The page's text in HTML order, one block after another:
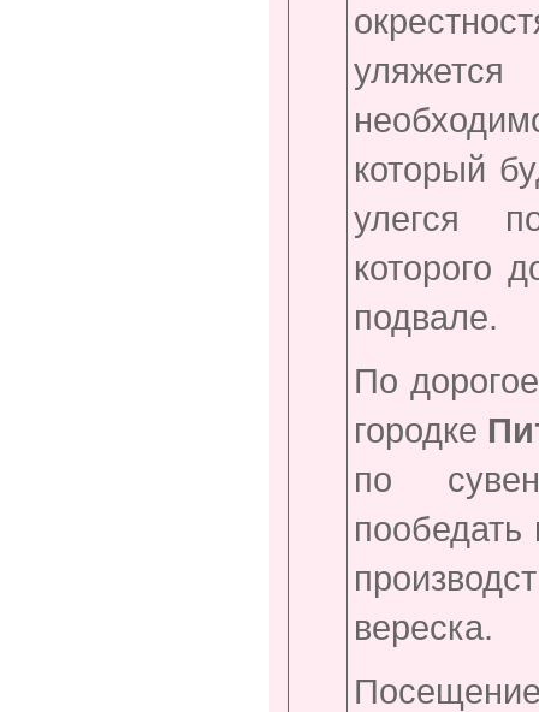
который
улегся
которого
подвале.
По
городке
по
вереска.